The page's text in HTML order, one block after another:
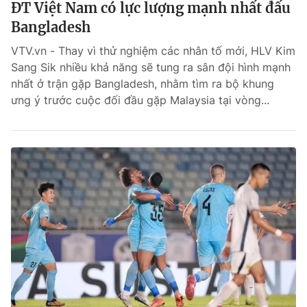
thuận bằng văn bản. Ghi rõ nguồn VTV.vn khi phát hành lại
thông tin từ website này.
ĐT Việt Nam có lực lượng mạnh nhất đấu
Bangladesh
VTV.vn - Thay vì thử nghiệm các nhân tố mới, HLV Kim
Sang Sik nhiều khả năng sẽ tung ra sân đội hình mạnh
nhất ở trận gặp Bangladesh, nhằm tìm ra bộ khung
ưng ý trước cuộc đối đầu gặp Malaysia tại vòng...